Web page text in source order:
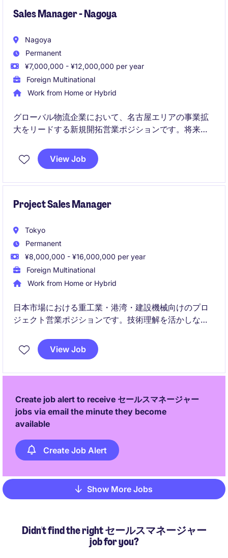
Sales Manager - Nagoya
Nagoya
Permanent
¥7,000,000 - ¥12,000,000 per year
Foreign Multinational
Work from Home or Hybrid
グローバル物流企業において、名古屋エリアの事業拡
大をリードする新規開拓営業ポジションです。将来的
メンバーとして活躍いただきます。
View Job
Project Sales Manager
Tokyo
Permanent
¥8,000,000 - ¥16,000,000 per year
Foreign Multinational
Work from Home or Hybrid
日本市場における重工業・港湾・建設機械向けのプロ
ジェクト営業ポジションです。技術理解を活かしなが
進まで一貫して担います。
View Job
Create job alert to receive セールスマネージャー
jobs via email the minute they become
available
Create Job Alert
Pagination
Show More Jobs
Didn't find the right セールスマネージャー
job for you?